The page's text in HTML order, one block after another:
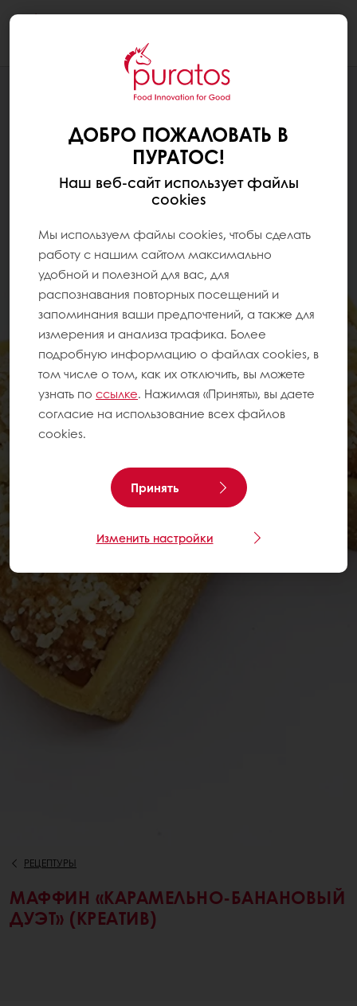
РЕЦЕПТУРЫ
МАФФИН «КАРАМЕЛЬНО-БАНАНОВЫЙ
ДУЭТ» (КРЕАТИВ)
ДОБРО ПОЖАЛОВАТЬ В
ПУРАТОС!
Наш веб-сайт использует файлы
cookies
Мы используем файлы cookies, чтобы сделать
работу с нашим сайтом максимально
удобной и полезной для вас, для
распознавания повторных посещений и
запоминания ваши предпочтений, а также для
измерения и анализа трафика. Более
подробную информацию о файлах cookies, в
том числе о том, как их отключить, вы можете
узнать по ссылке. Нажимая «Принять», вы даете
согласие на использование всех файлов
cookies.
Принять
Изменить настройки